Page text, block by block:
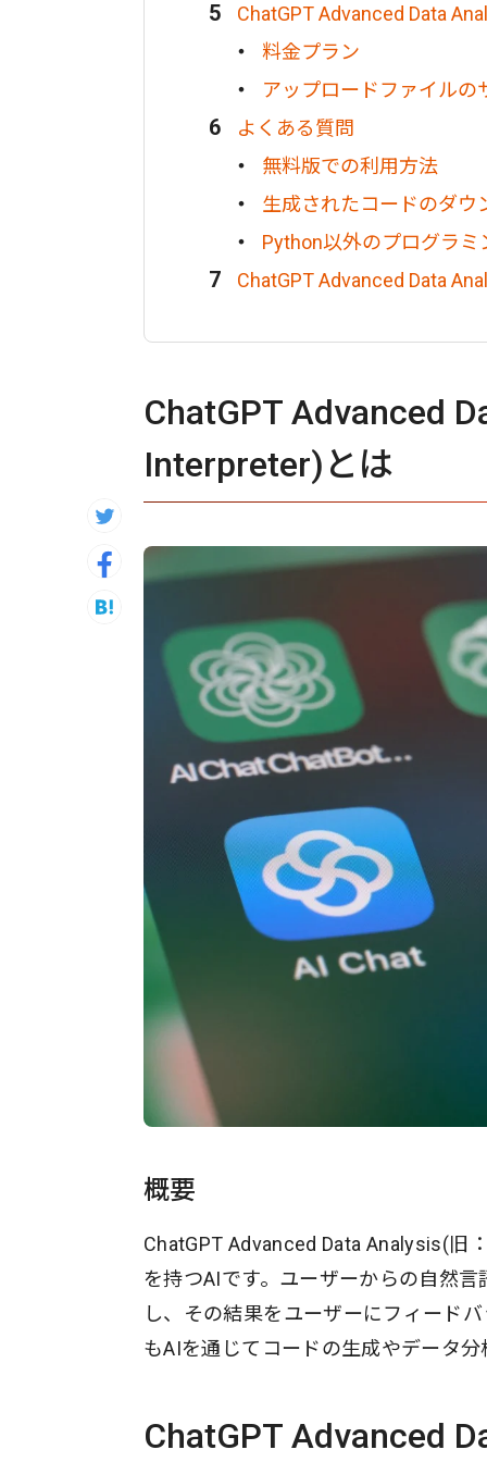
ChatGPT Advanced Data
料金プラン
アップロードファイルの
よくある質問
無料版での利用方法
生成されたコードのダウ
Python以外のプログラ
ChatGPT Advanced Data
ChatGPT Advanced
Interpreter)とは
概要
ChatGPT Advanced Data Analysis(旧
を持つAIです。ユーザーからの自然
し、その結果をユーザーにフィード
もAIを通じてコードの生成やデータ
ChatGPT Advanced